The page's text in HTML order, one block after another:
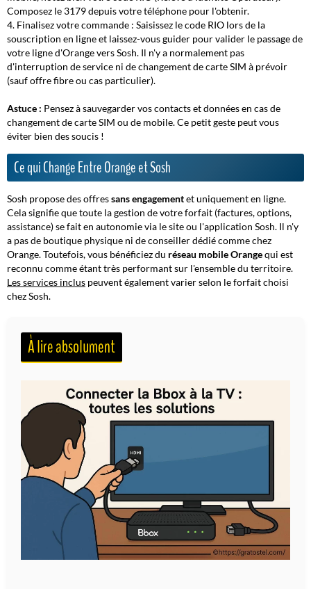
Composez le 3179 depuis votre téléphone pour l'obtenir.
Finalisez votre commande : Saisissez le code RIO lors de la
souscription en ligne et laissez-vous guider pour valider le passage de
votre ligne d'Orange vers Sosh. Il n'y a normalement pas
d'interruption de service ni de changement de carte SIM à prévoir
(sauf offre fibre ou cas particulier).
Astuce : Pensez à sauvegarder vos contacts et donnéesen cas de
changement de carte SIM ou de mobile. Ce petit geste peut vous
éviter bien des soucis !
Ce qui Change Entre Orange et Sosh
Sosh propose des offressans engagementet uniquement en ligne.
Cela signifie que toute la gestion de votre forfait (factures, options,
assistance) se fait en autonomie via le site ou l'application Sosh. Il n'y
a pas de boutique physique ni de conseiller dédié comme chez
Orange. Toutefois, vous bénéficiez du réseau mobile Orangequi est
reconnu comme étant très performant sur l'ensemble du territoire.
Les services inclus peuvent également varier selon le forfait choisi
chez Sosh.
À lire absolument